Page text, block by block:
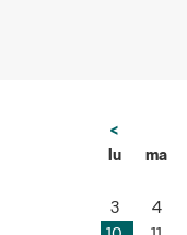
<
lu
ma
3
4